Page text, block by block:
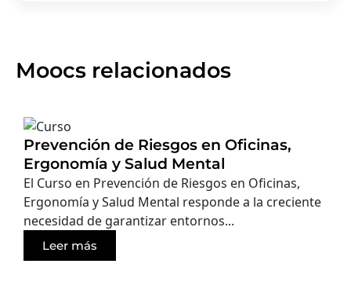
Moocs relacionados
Prevención de Riesgos en Oficinas,
Ergonomía y Salud Mental
El Curso en Prevención de Riesgos en Oficinas,
Ergonomía y Salud Mental responde a la creciente
necesidad de garantizar entornos...
Leer más